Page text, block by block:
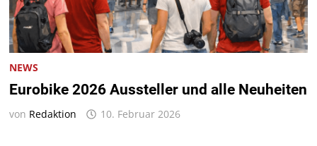
NEWS
Eurobike 2026 Aussteller und alle Neuheiten
von Redaktion 10. Februar 2026